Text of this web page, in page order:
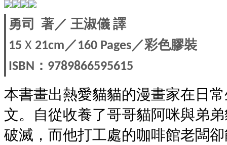
勇司 著／ 王淑儀 譯
15 X 21cm／160 Pages／彩色膠裝
ISBN ： 9789866595615
本書畫出熱愛貓貓的漫畫家在日
文。自從收養了哥哥貓阿咪與弟
破滅，而他打工處的咖啡館老闆